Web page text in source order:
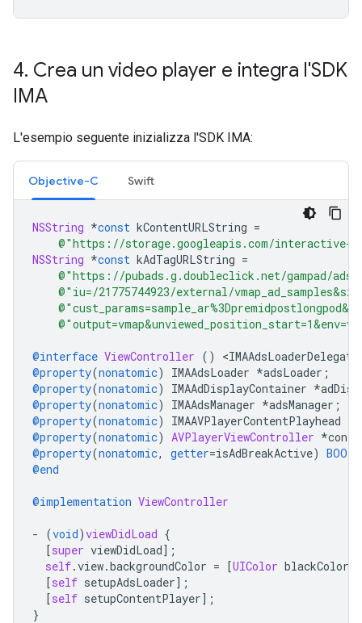
4. Crea un video player e integra l'SDK
IMA
L'esempio seguente inizializza l'SDK IMA:
Objective-C Swift
NSString *const kContentURLString =
@"https://storage.googleapis.com/interactive-
NSString *const kAdTagURLString =
@"https://pubads.g.doubleclick.net/gampad/
@"iu=/21775744923/external/
@interface ViewController () <IMAAdsLoaderDelegate
@property(nonatomic) IMAAdsLoader *adsLoader ;
@property(nonatomic) IMAAdDisplayContainer *
@property(nonatomic) IMAAdsManager *adsManager ;
@property(nonatomic) IMAAVPlayerContentPlayhead
@property(nonatomic) AVPlayerViewController *
@property(nonatomic, getter=isAdBreakActive) BOOL
@end
@implementation ViewController
- (void)viewDidLoad {
[super viewDidLoad];
self.view.backgroundColor = [UIColor blackColor
[self setupAdsLoader];
[self setupContentPlayer];
}